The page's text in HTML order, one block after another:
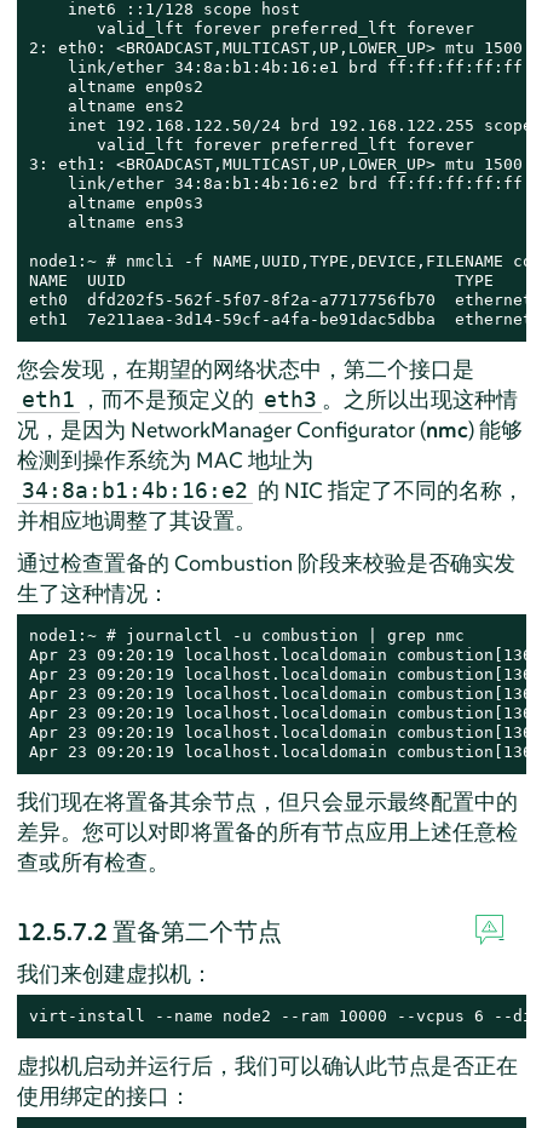
    inet6 ::1/128 scope host
       valid_lft forever preferred_lft forever
2: eth0: <BROADCAST,MULTICAST,UP,LOWER_UP>
link/ether 34:8a:b1:4b:16:e1 brd
    altname enp0s2
    altname ens2
inet 192.168.122.50/24 brd 192.168.122.255 scope
       valid_lft forever preferred_lft forever
3: eth1: <BROADCAST,MULTICAST,UP,LOWER_UP>
link/ether 34:8a:b1:4b:16:e2 brd
    altname enp0s3
    altname ens3
node1:~ # nmcli -f NAME,UUID,TYPE,DEVICE,FILENAME
NAME  UUID                                  TYPE
eth0  dfd202f5-562f-5f07-8f2a-a7717756fb70
eth1  7e211aea-3d14-59cf-a4fa-be91dac5dbba
您会发现，在期望的网络状态中，第二个接口是
eth1 ，而不是预定义的 eth3 。之所以出现这种情
况，是因为 NetworkManager Configurator (nmc) 能够
检测到操作系统为 MAC 地址为
34:8a:b1:4b:16:e2 的 NIC 指定了不同的名称，
并相应地调整了其设置。
通过检查置备的 Combustion 阶段来校验是否确实发
生了这种情况：
node1:~ # journalctl -u combustion | grep nmc
Apr 23 09:20:19 localhost.localdomain
Apr 23 09:20:19 localhost.localdomain
Apr 23 09:20:19 localhost.localdomain
Apr 23 09:20:19 localhost.localdomain
Apr 23 09:20:19 localhost.localdomain
Apr 23 09:20:19 localhost.localdomain
我们现在将置备其余节点，但只会显示最终配置中的
差异。您可以对即将置备的所有节点应用上述任意检
查或所有检查。
12.5.7.2置备第二个节点
我们来创建虚拟机：
virt-install --name node2 --ram 10000 --vcpus 6 --
虚拟机启动并运行后，我们可以确认此节点是否正在
使用绑定的接口：